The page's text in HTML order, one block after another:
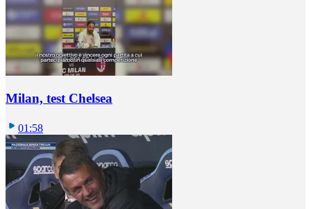
Milan, test Chelsea
01:58